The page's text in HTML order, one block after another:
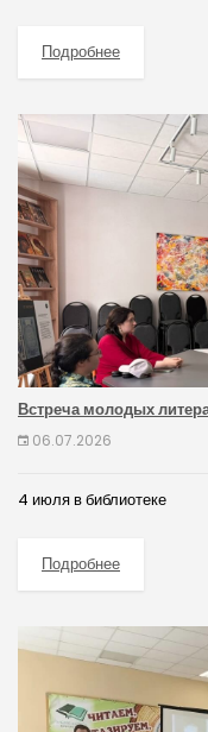
Подробнее
Встреча молодых
06.07.2026
4 июля в библиотеке
Подробнее